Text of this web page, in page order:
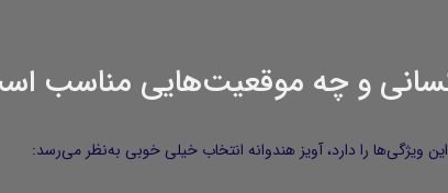
کسانی و چه موقعیت‌هایی مناسب
ویژگی‌ها را دارد، آویز هندوانه انتخاب خیلی خوبی به‌نظر می‌رسد: